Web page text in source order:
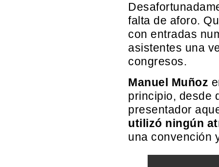
falta de aforo.
con entradas
asistentes una
congresos.
Manuel Muñoz
principio, desde
presentador
utilizó ningún
una convención